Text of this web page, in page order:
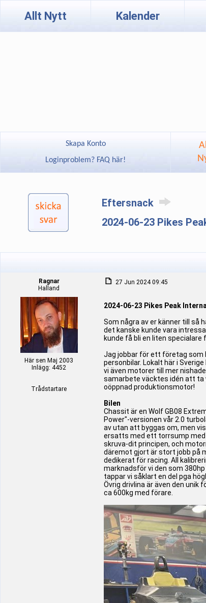
Allt Nytt Kalender
Skapa Konto
Loginproblem? FAQ här!
Eftersnack
2024-06-23 Pikes
Ragnar
Halland
Här sen Maj 2003
Inlägg: 4452
Trådstartare
27 Jun 2024 09:45
2024-06-23 Pikes Peak
Som några av er känner till så
det kanske kunde vara
kunde få bli en liten specialare
Jag jobbar för ett företag som
personbilar. Lokalt här i
vi även motorer till mer
samarbete väcktes idén att ta
oöppnad produktionsmotor!
Bilen
Chassit är en Wolf GB08
Power"-versionen vår 2.0
av utan att byggas om, men
ersatts med ett torrsump med
skruva-dit principen, och
däremot gjort är stort jobb på
dedikerat för racing. All
marknadsför vi den som
tappar vi såklart en del pga
Övrig drivlina är även den unik
ca 600kg med förare.